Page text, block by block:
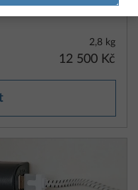
2,8 kg
12 500 Kč